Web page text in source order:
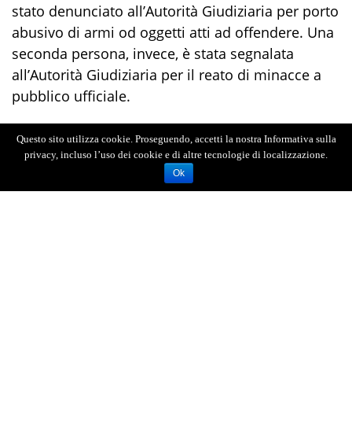
stato denunciato all’Autorità Giudiziaria per porto
abusivo di armi od oggetti atti ad offendere. Una
seconda persona, invece, è stata segnalata
all’Autorità Giudiziaria per il reato di minacce a
pubblico ufficiale.
Nell’ambito del medesimo servizio, i Carabinieri
della Compagnia di Taormina, con il supporto
specialistico dei militari del Nucleo
Antisofisticazione e Sanità di Catania, hanno
Questo sito utilizza cookie. Proseguendo, accetti la nostra Informativa sulla
privacy, incluso l’uso dei cookie e di altre tecnologie di localizzazione.
Ok